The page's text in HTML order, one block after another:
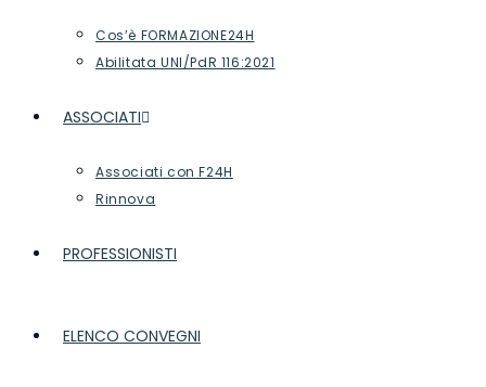
Cos’è FORMAZIONE24H
Abilitata UNI/PdR 116:2021
ASSOCIATI
Associati con F24H
Rinnova
PROFESSIONISTI
ELENCO CONVEGNI